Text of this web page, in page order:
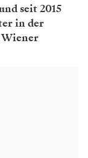
seit 2015
in der
Wiener